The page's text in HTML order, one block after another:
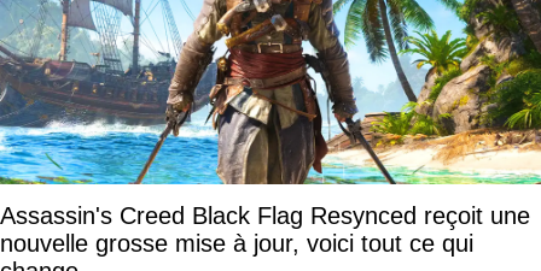
Assassin's Creed Black Flag Resynced reçoit une
nouvelle grosse mise à jour, voici tout ce qui